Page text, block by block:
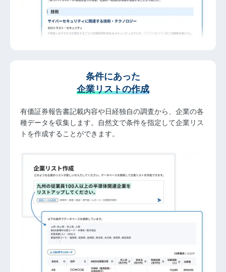
条件にあった
企業リストの作成
有価証券報告書記載内容や日経独自の調査から、企業の各
種データを収集します。自然文で条件を指定して企業リス
トを作成することができます。